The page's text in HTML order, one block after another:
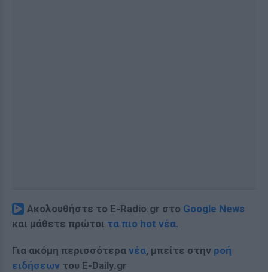
Ακολουθήστε το E-Radio.gr στο Google News
και μάθετε πρώτοι τα πιο hot νέα.
Για ακόμη περισσότερα νέα, μπείτε στην ροή
ειδήσεων του E-Daily.gr